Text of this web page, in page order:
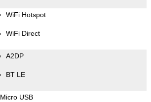
WiFi Hotspot
WiFi Direct
A2DP
BT LE
Micro USB